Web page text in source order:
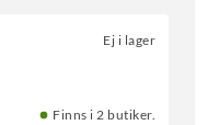
Ej i lager
Finns i 2 butiker.